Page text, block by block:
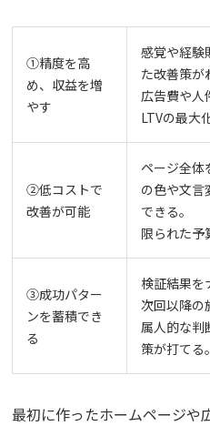
①精度を高
め、収益を増
やす
感覚や経験
た改善策が
広告費や人
LTVの最大
②低コストで
改善が可能
ページ全体
の色や文言
できる。
限られた予
③成功パター
ンを蓄積でき
る
検証結果を
次回以降の
属人的な判
策が打てる。
最初に作ったホームページや